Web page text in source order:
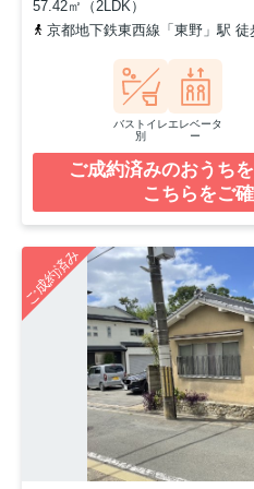
57.42㎡（2LDK）
京都地下鉄東西線「東野」駅 徒
バストイレ
別
エレベータ
ー
ご成約済みのおうち
こちらをご
ご成約済み